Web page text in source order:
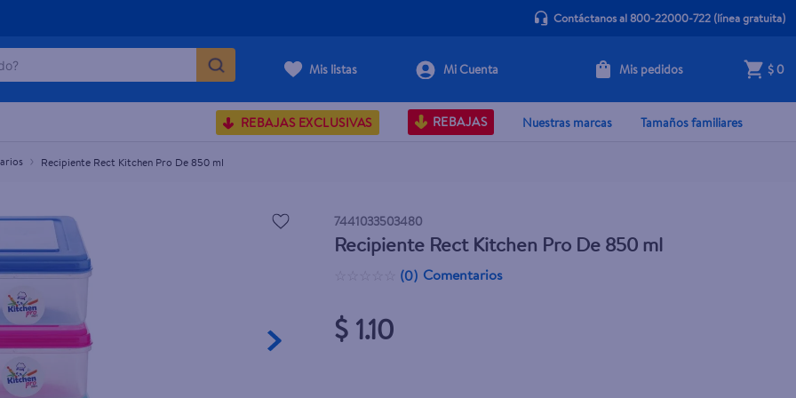
Contáctanos al 800-22000-722(línea gratuita)
Mis listas Mis pedidos $ 0
REBAJAS EXCLUSIVAS REBAJAS Nuestras marcas Tamaños familiares
Recipiente Rect Kitchen Pro De 850 ml
7441033503480
Recipiente Rect Kitchen Pro De 850 ml
(0) Comentarios
$ 1.10
+ Agregar
BUSCADOS